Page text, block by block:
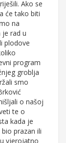
Ako se
će tako biti
na
rad u
plodove
program
groblja
smo
o našoj
te o
kada je
prazan ili
vjerojatno